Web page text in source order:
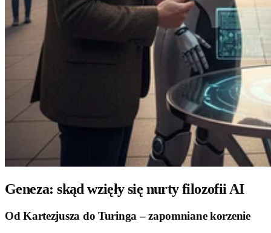
Geneza: skąd wzięły się nurty filozofii AI
Od Kartezjusza do Turinga – zapomniane korzenie